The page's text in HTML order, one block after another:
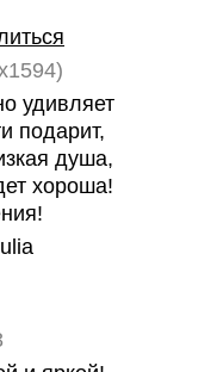
удивляет
подарит,
душа,
хороша!